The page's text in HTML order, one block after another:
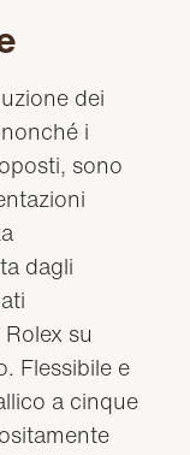
dei
i
sono
dagli
su
Flessibile e
a cinque